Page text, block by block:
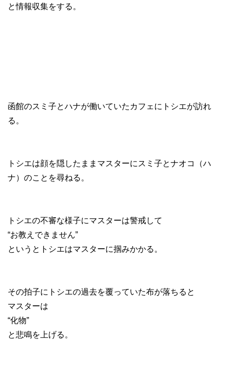
と情報収集をする。
函館のスミ子とハナが働いていたカフェにトシエが訪れ
る。
トシエは顔を隠したままマスターにスミ子とナオコ（ハ
ナ）のことを尋ねる。
トシエの不審な様子にマスターは警戒して
“お教えできません”
というとトシエはマスターに掴みかかる。
その拍子にトシエの過去を覆っていた布が落ちると
マスターは
“化物”
と悲鳴を上げる。